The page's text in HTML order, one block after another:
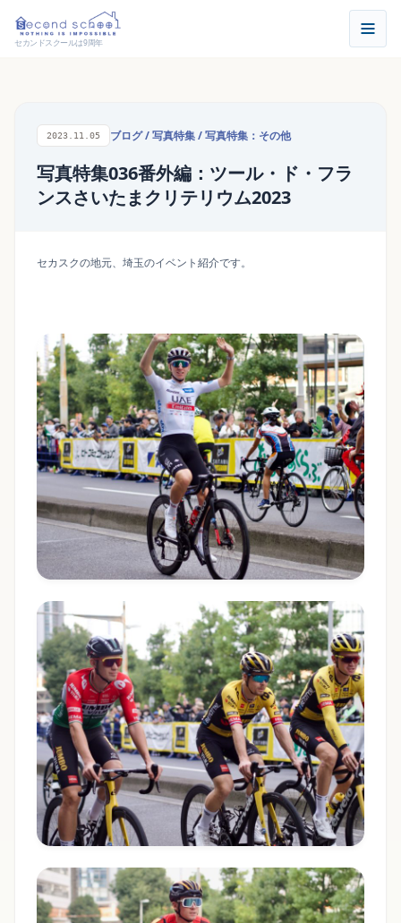
セカンドスクールは9周年
2023.11.05 ブログ/写真特集/写真特集：その他
写真特集036番外編：ツール・ド・フラ
ンスさいたまクリテリウム2023
セカスクの地元、埼玉のイベント紹介です。